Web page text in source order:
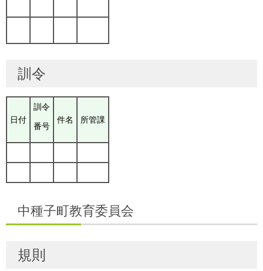
訓令
日付
訓令
番号
件名 所管課
中種子町教育委員会
規則